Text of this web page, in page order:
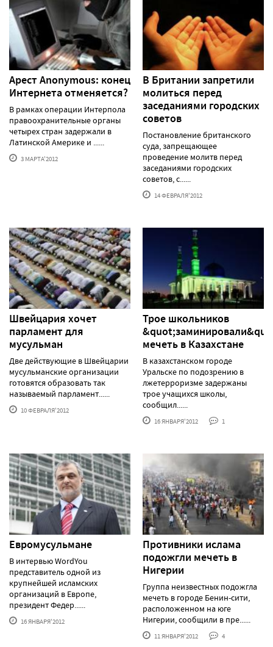
Арест Anonymous: конец
Интернета отменяется?
В рамках операции Интерпола
правоохранительные органы
четырех стран задержали в
Латинской Америке и ......
3 МАРТА'2012
В Британии запретили
молиться перед
заседаниями городских
советов
Постановление британского
суда, запрещающее
проведение молитв перед
заседаниями городских
советов, с......
14 ФЕВРАЛЯ'2012
Швейцария хочет
парламент для
мусульман
Две действующие в Швейцарии
мусульманские организации
готовятся образовать так
называемый парламент......
10 ФЕВРАЛЯ'2012
Трое школьников
мечеть в Казахстане
В казахстанском городе
Уральске по подозрению в
лжетерроризме задержаны
трое учащихся школы,
сообщил......
16 ЯНВАРЯ'2012 1
Евромусульмане
В интервью WordYou
представитель одной из
крупнейшей исламских
организаций в Европе,
президент Федер......
16 ЯНВАРЯ'2012
Противники ислама
подожгли мечеть в
Нигерии
Группа неизвестных подожгла
мечеть в городе Бенин-сити,
расположенном на юге
Нигерии, сообщили в пре......
11 ЯНВАРЯ'2012 4